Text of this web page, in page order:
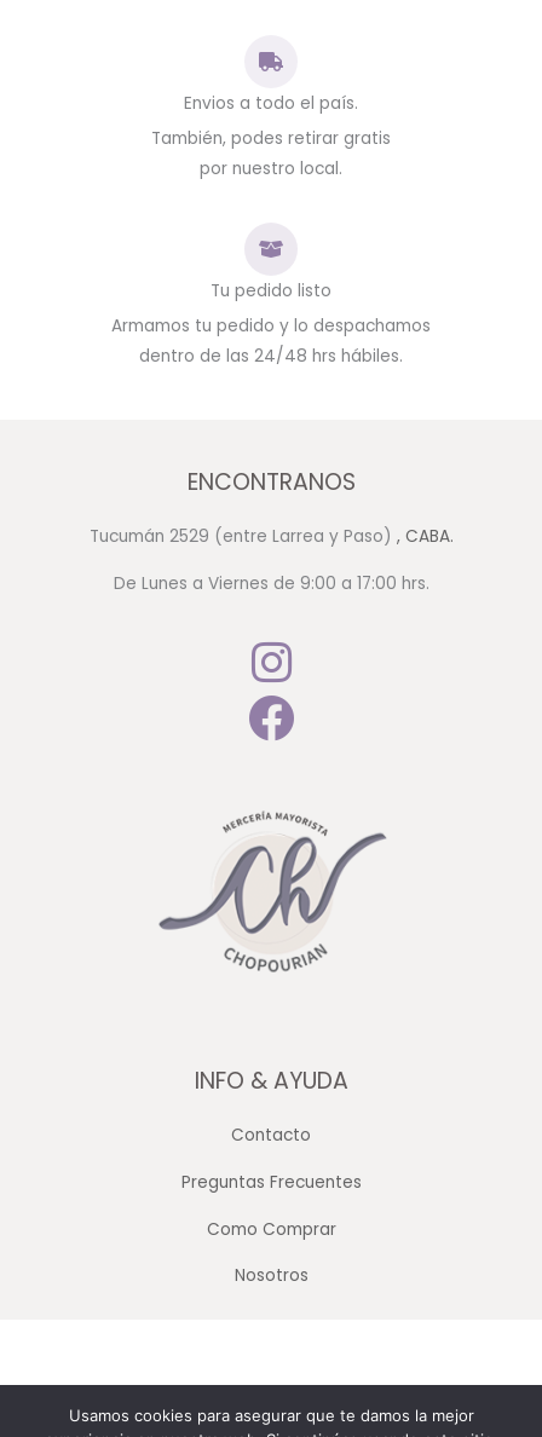
Envios a todo el país.
También, podes retirar gratis
por nuestro local.
Tu pedido listo
Armamos tu pedido y lo despachamos
dentro de las 24/48 hrs hábiles.
ENCONTRANOS
Tucumán 2529 (entre Larrea y Paso) , CABA.
De Lunes a Viernes de 9:00 a 17:00 hrs.
INFO & AYUDA
Contacto
Preguntas Frecuentes
Como Comprar
Nosotros
Usamos cookies para asegurar que te damos la mejor